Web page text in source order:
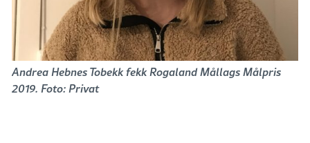
Andrea Hebnes Tobekk fekk Rogaland Mållags Målpris
2019. Foto: Privat